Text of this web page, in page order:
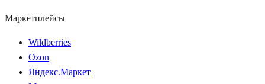
Маркетплейсы
Wildberries
Ozon
Яндекс.Маркет